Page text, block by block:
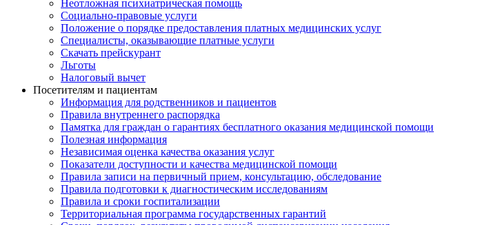
Неотложная психиатрическая помощь
Социально-правовые услуги
Положение о порядке предоставления платных медицинских услуг
Специалисты, оказывающие платные услуги
Скачать прейскурант
Льготы
Налоговый вычет
Посетителям и пациентам
Информация для родственников и пациентов
Правила внутреннего распорядка
Памятка для граждан о гарантиях бесплатного оказания медицинской помощи
Полезная информация
Независимая оценка качества оказания услуг
Показатели доступности и качества медицинской помощи
Правила записи на первичный прием, консультацию, обследование
Правила подготовки к диагностическим исследованиям
Правила и сроки госпитализации
Территориальная программа государственных гарантий